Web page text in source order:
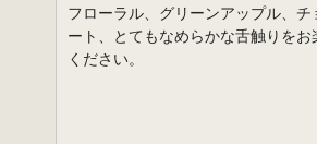
フローラル、グリーンアップル、チ
ート、とてもなめらかな舌触りをお
ください。